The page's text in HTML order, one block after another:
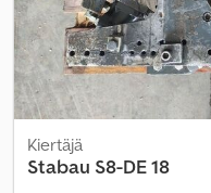
Kiertäjä
Stabau S8-DE 18